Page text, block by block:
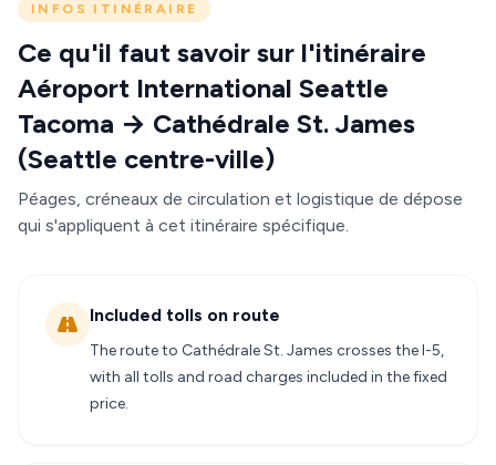
INFOS ITINÉRAIRE
Ce qu'il faut savoir sur l'itinéraire
Aéroport International Seattle
Tacoma → Cathédrale St. James
(Seattle centre-ville)
Péages, créneaux de circulation et logistique de dépose
qui s'appliquent à cet itinéraire spécifique.
Included tolls on route
The route to Cathédrale St. James crosses the I-5,
with all tolls and road charges included in the fixed
price.